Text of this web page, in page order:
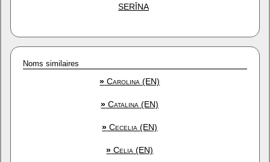
SERĪNA
Noms similaires
» Carolina (EN)
» Catalina (EN)
» Cecelia (EN)
» Celia (EN)